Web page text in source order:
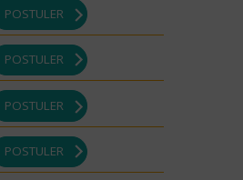
POSTULER
POSTULER
POSTULER
POSTULER